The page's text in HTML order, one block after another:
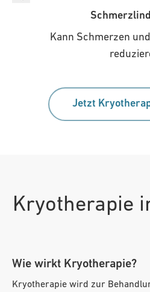
Kann Schmerzen
Jetzt
Kryotherapie
Wie wirkt Kryotherapie?
Kryotherapie wird zur